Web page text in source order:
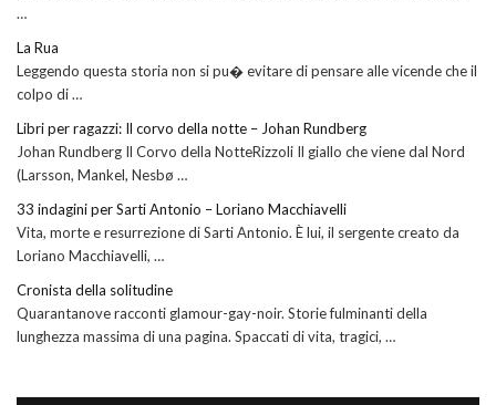
…
La Rua
Leggendo questa storia non si pu� evitare di pensare alle vicende che il
colpo di …
Libri per ragazzi: Il corvo della notte – Johan Rundberg
Johan Rundberg Il Corvo della NotteRizzoli Il giallo che viene dal Nord
(Larsson, Mankel, Nesbø …
33 indagini per Sarti Antonio – Loriano Macchiavelli
Vita, morte e resurrezione di Sarti Antonio. È lui, il sergente creato da
Loriano Macchiavelli, …
Cronista della solitudine
Quarantanove racconti glamour-gay-noir. Storie fulminanti della
lunghezza massima di una pagina. Spaccati di vita, tragici, …